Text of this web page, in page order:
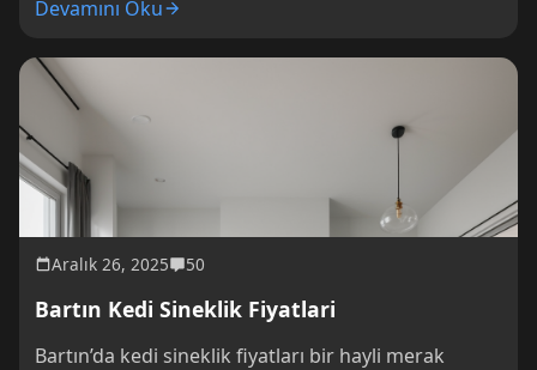
Devamını Oku
Aralık 26, 2025 50
Bartın Kedi Sineklik Fiyatlari
Bartın’da kedi sineklik fiyatları bir hayli merak